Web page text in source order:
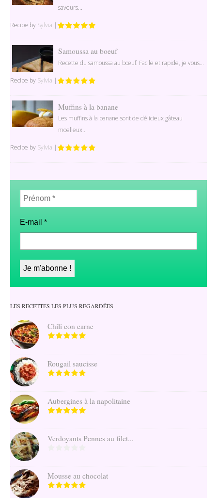
saveurs...
Recipe by Sylvia |
Samoussa au boeuf
Recette du samoussa au bœuf. Facile et rapide, je vous...
Recipe by Sylvia |
Muffins à la banane
Les muffins à la banane sont de délicieux gâteau
moelleux...
Recipe by Sylvia
Prénom
E-mail*
LES RECETTES LES PLUS REGARDÉES
Chili con carne
Rougail saucisse
Aubergines à la napolitaine
Verdoyants Pennes au filet...
Mousse au chocolat